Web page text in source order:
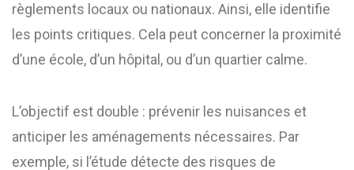
règlements locaux ou nationaux. Ainsi, elle identifie
les points critiques. Cela peut concerner la proximité
d’une école, d’un hôpital, ou d’un quartier calme.
L’objectif est double : prévenir les nuisances et
anticiper les aménagements nécessaires. Par
exemple, si l’étude détecte des risques de